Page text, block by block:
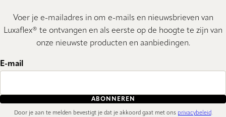
Voer je e-mailadres in om e-mails en nieuwsbrieven van
Luxaflex® te ontvangen en als eerste op de hoogte te zijn van
onze nieuwste producten en aanbiedingen.
E-mail
ABONNEREN
Door je aan te melden bevestigt je dat je akkoord gaat met ons privacybeleid.